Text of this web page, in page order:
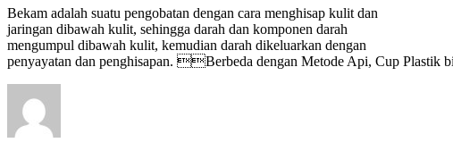
Bekam adalah suatu pengobatan dengan cara menghisap kulit dan
jaringan dibawah kulit, sehingga darah dan komponen darah
mengumpul dibawah kulit, kemudian darah dikeluarkan dengan
penyayatan dan penghisapan. Berbeda dengan Metode Api, Cup Plastik